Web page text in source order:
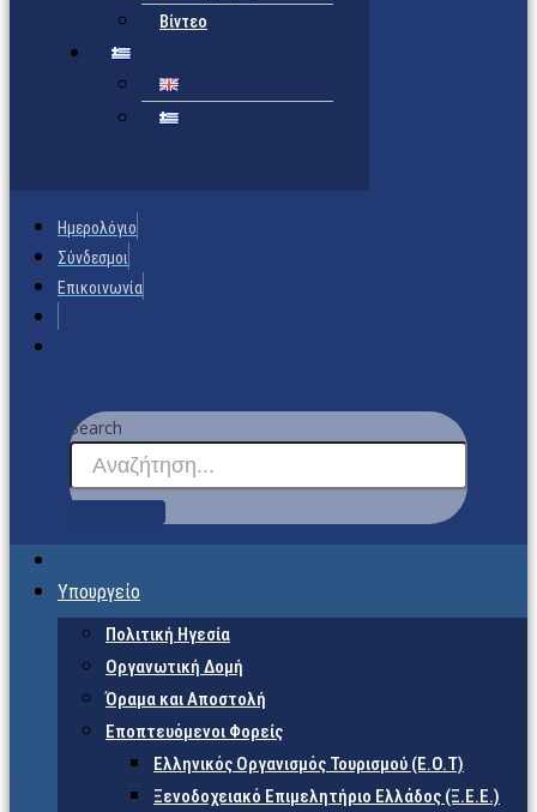
Βίντεο
Ημερολόγιο
Σύνδεσμοι
Επικοινωνία
Search
Υπουργείο
Πολιτική Ηγεσία
Οργανωτική Δομή
Όραμα και Αποστολή
Εποπτευόμενοι Φορείς
Eλληνικός Οργανισμός Τουρισμού (Ε.Ο.Τ)
Ξενοδοχειακό Επιμελητήριο Ελλάδος (Ξ.Ε.Ε.)